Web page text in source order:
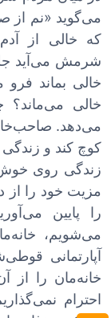
می‌گوید «نم از
که خالی از
شرمش می‌آید
خالی بماند
خالی
می‌دهد.
کوچ کند و زندگی
زندگی روی خوش
مزیت خود را
را پایین
می‌شویم،
آپارتمانی
خانه‌مان را
احترام